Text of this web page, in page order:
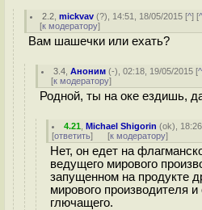
2.2 ,mickvav (?), 14:51, 18/05/2015 [^] [
[к модератору]
Вам шашечки или ехать?
3.4 ,Аноним (-), 02:18, 19/05/2015 [^
[к модератору]
Родной, ты на оке ездишь,
4.21 ,Michael Shigorin (ok),
[ответить] [к модератору]
Нет, он едет на
ведущего мирового
запущенном на продукте
мирового производителя
глючащего.